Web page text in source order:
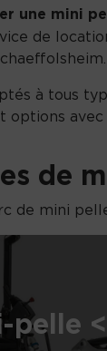
une mini
de
à tous
options avec
de
de mini
pelle